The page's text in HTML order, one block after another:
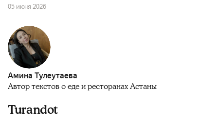
05 июня 2026
Амина Тулеутаева
Автор текстов о еде и ресторанах Астаны
Turandot